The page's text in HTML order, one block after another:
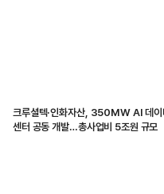
크루셜텍·인화자산, 350MW AI 데이
센터 공동 개발…총사업비 5조원 규모